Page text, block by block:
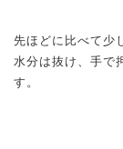
先ほどに比べて少
水分は抜け、手で
す。